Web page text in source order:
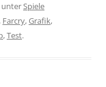
unterSpiele
, Farcry,Grafik,
,Test.